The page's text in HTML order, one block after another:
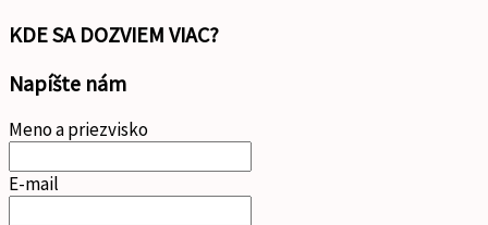
KDE SA DOZVIEM VIAC?
Napíšte nám
Meno a priezvisko
E-mail